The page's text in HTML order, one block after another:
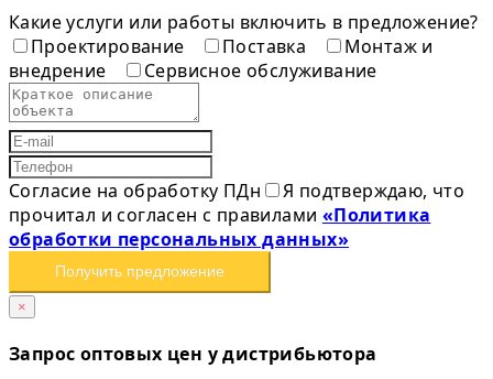
Какие услуги или работы включить в предложение?
Проектирование
Поставка
Монтаж и
внедрение
Сервисное обслуживание
Согласие на обработку ПДн
Я подтверждаю, что
прочитал и согласен с правилами «Политика
обработки персональных данных»
Получить предложение
×
Запрос оптовых цен у дистрибьютора